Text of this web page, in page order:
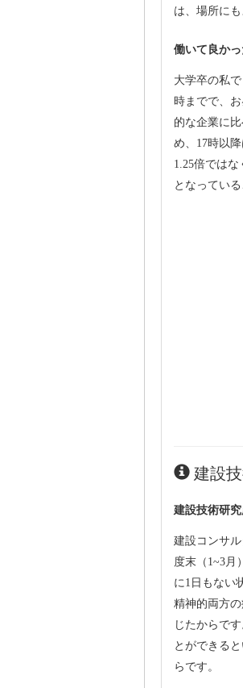
は、場所に
働いて良か
大学卒の私
時までで、
的な企業に
め、17時以
1.25倍では
となってい
建設
建設技術研
建設コンサ
度末（1~3月
に1日もない
精神的両方
じたからで
とができる
らです。